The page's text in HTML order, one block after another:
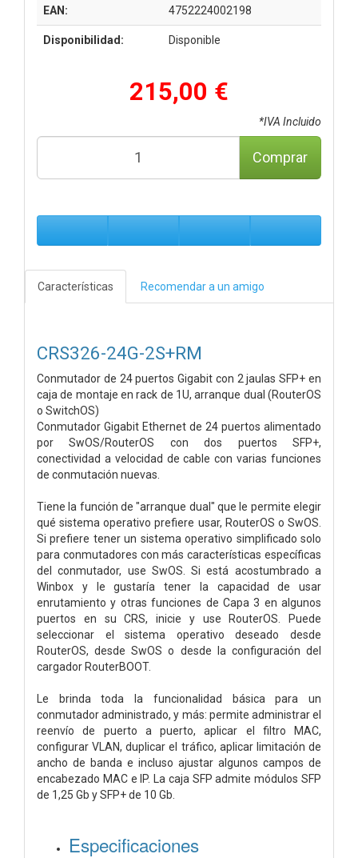
EAN: 4752224002198
Disponibilidad: Disponible
215,00 €
*IVA Incluido
Comprar
Características Recomendar a un amigo
CRS326-24G-2S+RM
Conmutador de 24 puertos Gigabit con 2 jaulas SFP+ en
caja de montaje en rack de 1U, arranque dual (RouterOS
o SwitchOS)
Conmutador Gigabit Ethernet de 24 puertos alimentado
por SwOS/RouterOS con dos puertos SFP+,
conectividad a velocidad de cable con varias funciones
de conmutación nuevas.
Tiene la función de "arranque dual" que le permite elegir
qué sistema operativo prefiere usar, RouterOS o SwOS.
Si prefiere tener un sistema operativo simplificado solo
para conmutadores con más características específicas
del conmutador, use SwOS. Si está acostumbrado a
Winbox y le gustaría tener la capacidad de usar
enrutamiento y otras funciones de Capa 3 en algunos
puertos en su CRS, inicie y use RouterOS. Puede
seleccionar el sistema operativo deseado desde
RouterOS, desde SwOS o desde la configuración del
cargador RouterBOOT.
Le brinda toda la funcionalidad básica para un
conmutador administrado, y más: permite administrar el
reenvío de puerto a puerto, aplicar el filtro MAC,
configurar VLAN, duplicar el tráfico, aplicar limitación de
ancho de banda e incluso ajustar algunos campos de
encabezado MAC e IP. La caja SFP admite módulos SFP
de 1,25 Gb y SFP+ de 10 Gb.
Especificaciones